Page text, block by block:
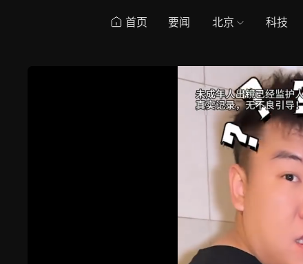
首页 要闻 北京 科技